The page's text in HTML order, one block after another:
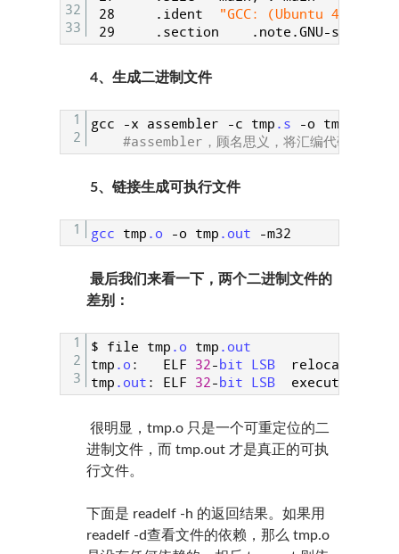
32
33
28
. ident
"GCC: (Ubuntu 4.8.2-
29
. section . note .GNU-stack
4、生成二进制文件
1
2
gcc -x assembler -c tmp .s -o tmp
#assembler，顾名思义，将汇编代码编译成
5、链接生成可执行文件
1 gcc tmp .o -o tmp .out -m32
最后我们来看一下，两个二进制文件的
差别：
1
2
3
$ file tmp .o tmp .out
tmp .o : ELF 32- bit LSB relocatable
tmp .out : ELF 32- bit LSB executable
很明显，tmp.o 只是一个可重定位的二
进制文件，而 tmp.out 才是真正的可执
行文件。
下面是 readelf -h 的返回结果。如果用
readelf -d查看文件的依赖，那么 tmp.o